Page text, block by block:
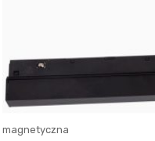
magnetyczna